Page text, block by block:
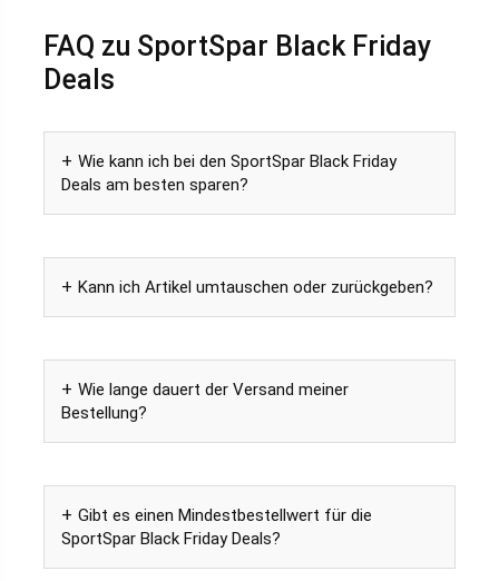
FAQ zu SportSpar Black Friday
Deals
Wie kann ich bei den SportSpar Black Friday
Deals am besten sparen?
Kann ich Artikel umtauschen oder zurückgeben?
Wie lange dauert der Versand meiner
Bestellung?
Gibt es einen Mindestbestellwert für die
SportSpar Black Friday Deals?